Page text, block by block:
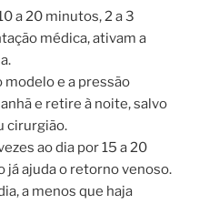
a 20 minutos, 2 a 3
médica, ativam a
modelo e a pressão
e retire à noite, salvo
cirurgião.
ao dia por 15 a 20
já ajuda o retorno venoso.
a menos que haja